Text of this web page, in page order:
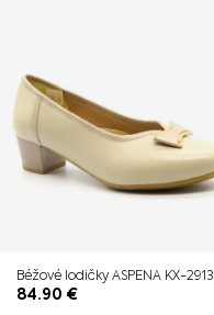
Béžové lodičky ASPENA KX-2913
84.90 €